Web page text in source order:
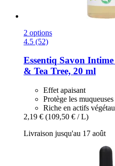
2 options
4.5 (52)
Essentiq Savon
& Tea Tree, 20 ml
Effet apaisant
Protège les muqueuses
Riche en actifs
2,19 € (109,50 € / L)
Livraison jusqu'au 17 août